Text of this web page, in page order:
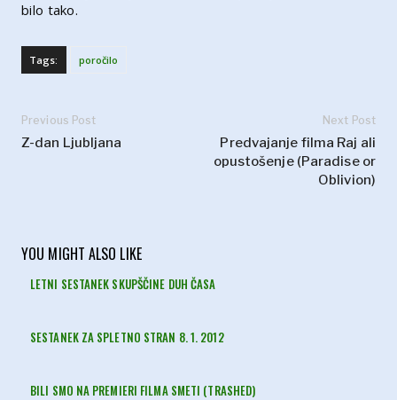
bilo tako.
Tags: poročilo
Previous Post
Z-dan Ljubljana
Next Post
Predvajanje filma Raj ali
opustošenje (Paradise or
Oblivion)
YOU MIGHT ALSO LIKE
LETNI SESTANEK SKUPŠČINE DUH ČASA
SESTANEK ZA SPLETNO STRAN 8. 1. 2012
BILI SMO NA PREMIERI FILMA SMETI (TRASHED)